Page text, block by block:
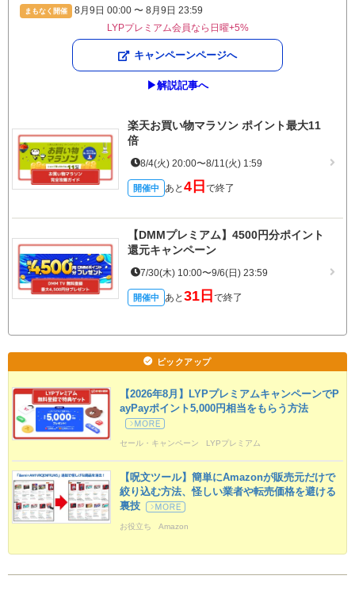
まもなく開催
8月9日 00:00 〜 8月9日 23:59
LYPプレミアム会員なら日曜+5%
キャンペーンページへ
▶︎解説記事へ
楽天お買い物マラソン ポイント最大11
倍
8/4(火) 20:00〜8/11(火) 1:59
開催中 あと 4日 で終了
【DMMプレミアム】4500円分ポイント
還元キャンペーン
7/30(木) 10:00〜9/6(日) 23:59
開催中 あと 31日 で終了
ピックアップ
【2026年8月】LYPプレミアムキャンペーンでP
ayPayポイント5,000円相当をもらう方法
セール・キャンペーン LYPプレミアム
Yahoo!ショッピング タダポチ 定期更新
【呪文ツール】簡単にAmazonが販売元だけで
絞り込む方法、怪しい業者や転売価格を避ける
裏技
お役立ち Amazon